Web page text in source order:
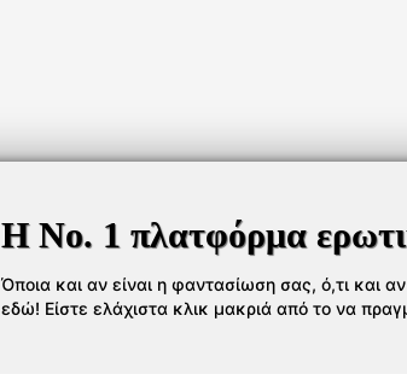
Η Νο. 1 πλατφόρμα
Όποια και αν είναι η φαντασίωση σας, ό,τι και
εδώ! Είστε ελάχιστα κλικ μακριά από το να